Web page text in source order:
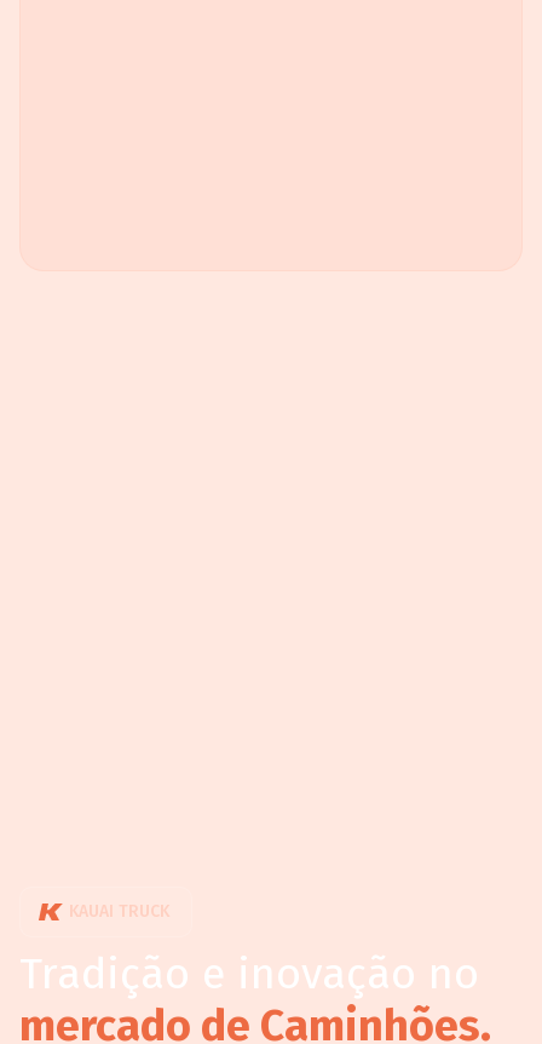
KAUAI TRUCK
Tradição e inovação no
mercado de Caminhões.